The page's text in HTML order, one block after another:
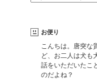
お便り
こんちは。唐突な
ど、お二人は犬
話をいただいたこ
のだよね？